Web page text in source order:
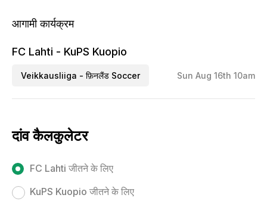
आगामी कार्यक्रम
FC Lahti - KuPS Kuopio
Veikkausliiga - फ़िनलैंड Soccer Sun Aug 16th 10am
दांव कैलकुलेटर
FC Lahti जीतने के लिए
KuPS Kuopio जीतने के लिए